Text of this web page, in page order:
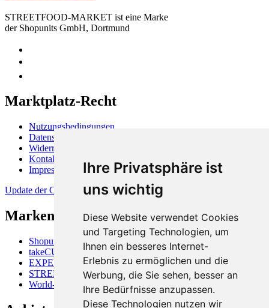
Ihre Privatsphäre ist
uns wichtig
Diese Website verwendet Cookies
und Targeting Technologien, um
Ihnen ein besseres Internet-
Erlebnis zu ermöglichen und die
Werbung, die Sie sehen, besser an
Ihre Bedürfnisse anzupassen.
Diese Technologien nutzen wir
STREETFOOD-MARKET ist eine Marke
der Shopunits GmbH, Dortmund
Marktplatz-Recht
Nutzungsbedingungen
Datenschutzerklärung
Widerrufsbelehrung
Kontakt
Impressum
Update der Cookie-Präferenzen
Markenüberblick
Shopunits GmbH
takeCUBE
EXPERTISALE
STREETFOOD-MARKET
World-of-Shops